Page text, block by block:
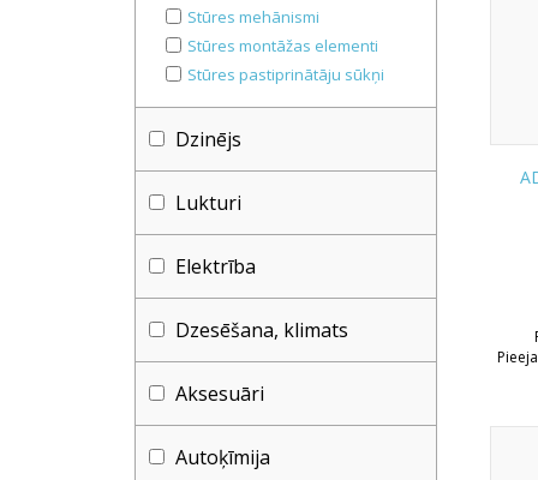
Stūres mehānismi
Stūres montāžas elementi
Stūres pastiprinātāju sūkņi
Dzinējs
Lukturi
Elektrība
Dzesēšana, klimats
Aksesuāri
Autoķīmija